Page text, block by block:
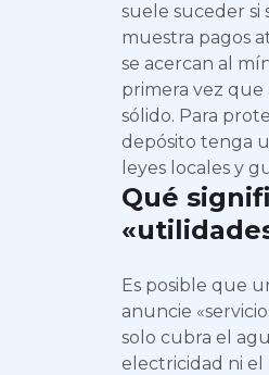
suele suceder si
muestra pagos
se acercan al
primera vez que
sólido. Para
depósito tenga
leyes locales y
Qué
Es posible que
anuncie
solo cubra el
electricidad ni el